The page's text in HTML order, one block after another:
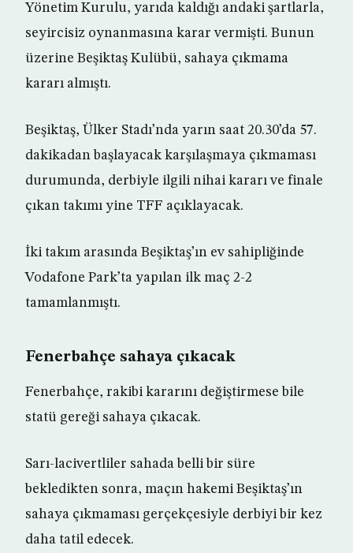
Yönetim Kurulu, yarıda kaldığı andaki şartlarla,
seyircisiz oynanmasına karar vermişti. Bunun
üzerine Beşiktaş Kulübü, sahaya çıkmama
kararı almıştı.
Beşiktaş, Ülker Stadı’nda yarın saat 20.30’da 57.
dakikadan başlayacak karşılaşmaya çıkmaması
durumunda, derbiyle ilgili nihai kararı ve finale
çıkan takımı yine TFF açıklayacak.
İki takım arasında Beşiktaş’ın ev sahipliğinde
Vodafone Park’ta yapılan ilk maç 2-2
tamamlanmıştı.
Fenerbahçe sahaya çıkacak
Fenerbahçe, rakibi kararını değiştirmese bile
statü gereği sahaya çıkacak.
Sarı-lacivertliler sahada belli bir süre
bekledikten sonra, maçın hakemi Beşiktaş’ın
sahaya çıkmaması gerçekçesiyle derbiyi bir kez
daha tatil edecek.